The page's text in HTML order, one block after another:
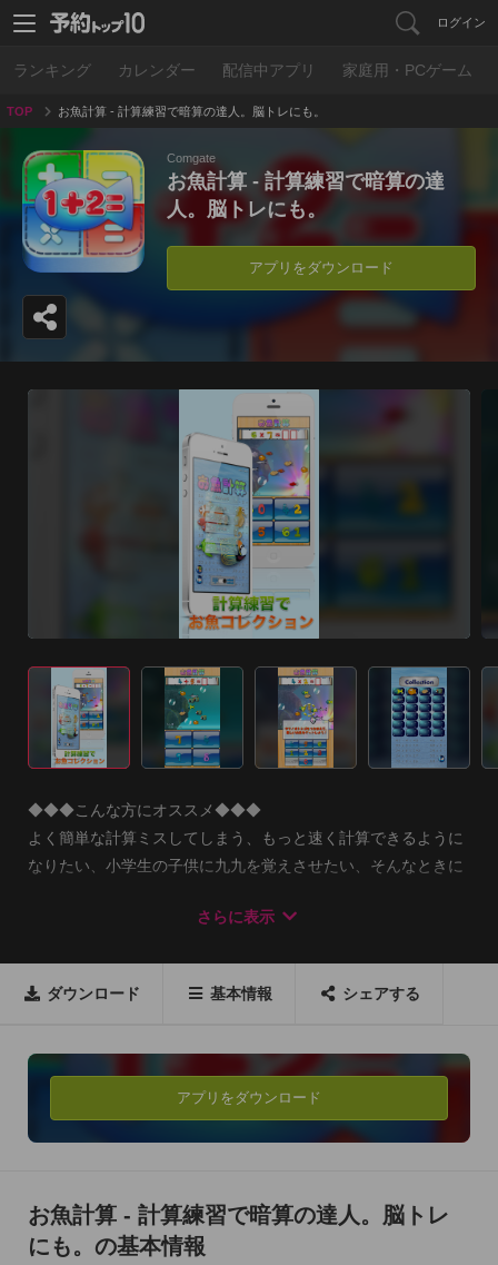
ログイン
ランキング カレンダー 配信中アプリ 家庭用・PCゲーム
TOP お魚計算 - 計算練習で暗算の達人。脳トレにも。
Comgate
お魚計算 - 計算練習で暗算の達
人。脳トレにも。
アプリをダウンロード
◆◆◆こんな方にオススメ◆◆◆
よく簡単な計算ミスしてしまう、もっと速く計算できるように
なりたい、小学生の子供に九九を覚えさせたい、そんなときに
ます。
お魚計算ならゲーム感覚で、繰り返し継続的に計算練習をする
小学生のお子様でも、楽しみながら練習することが出来ます。
スリリングなアクションゲーム感覚で遊んでいるうちに、知ら
◆◆◆遊び方◆◆◆
計算練習をして魚を集めよう。
さらに表示
ダウンロード 基本情報 シェアする
アプリをダウンロード
お魚計算 - 計算練習で暗算の達人。脳トレ
にも。の基本情報